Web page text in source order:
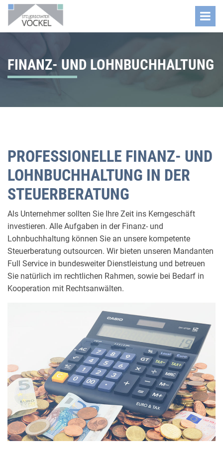
FINANZ- UND LOHNBUCHHALTUNG
PROFESSIONELLE FINANZ- UND
LOHNBUCHHALTUNG IN DER
STEUERBERATUNG
Als Unternehmer sollten Sie Ihre Zeit ins Kerngeschäft
investieren. Alle Aufgaben in der Finanz- und
Lohnbuchhaltung können Sie an unsere kompetente
Steuerberatung outsourcen. Wir bieten unseren Mandanten
Full Service in bundesweiter Dienstleistung und betreuen
Sie natürlich im rechtlichen Rahmen, sowie bei Bedarf in
Kooperation mit Rechtsanwälten.